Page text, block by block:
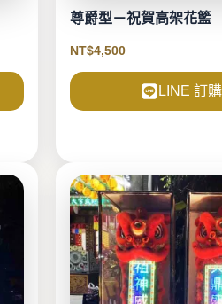
尊爵型－祝賀高架花籃
NT$4,500
LINE 訂購